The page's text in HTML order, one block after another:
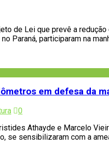
de Lei que prevê a
Paraná, participaram na
em defesa da
0
Athayde e Marcelo
se sensibilizaram com a